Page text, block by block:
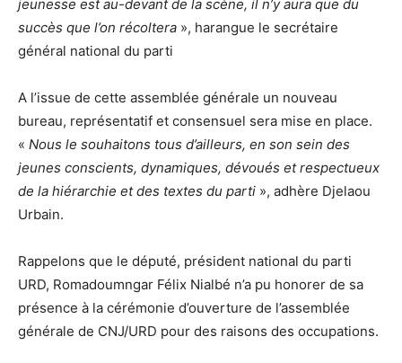
jeunesse est au-devant de la scène, il n’y aura que du
succès que l’on récoltera », harangue le secrétaire
général national du parti
A l’issue de cette assemblée générale un nouveau
bureau, représentatif et consensuel sera mise en place.
« Nous le souhaitons tous d’ailleurs, en son sein des
jeunes conscients, dynamiques, dévoués et respectueux
de la hiérarchie et des textes du parti », adhère Djelaou
Urbain.
Rappelons que le député, président national du parti
URD, Romadoumngar Félix Nialbé n’a pu honorer de sa
présence à la cérémonie d’ouverture de l’assemblée
générale de CNJ/URD pour des raisons des occupations.